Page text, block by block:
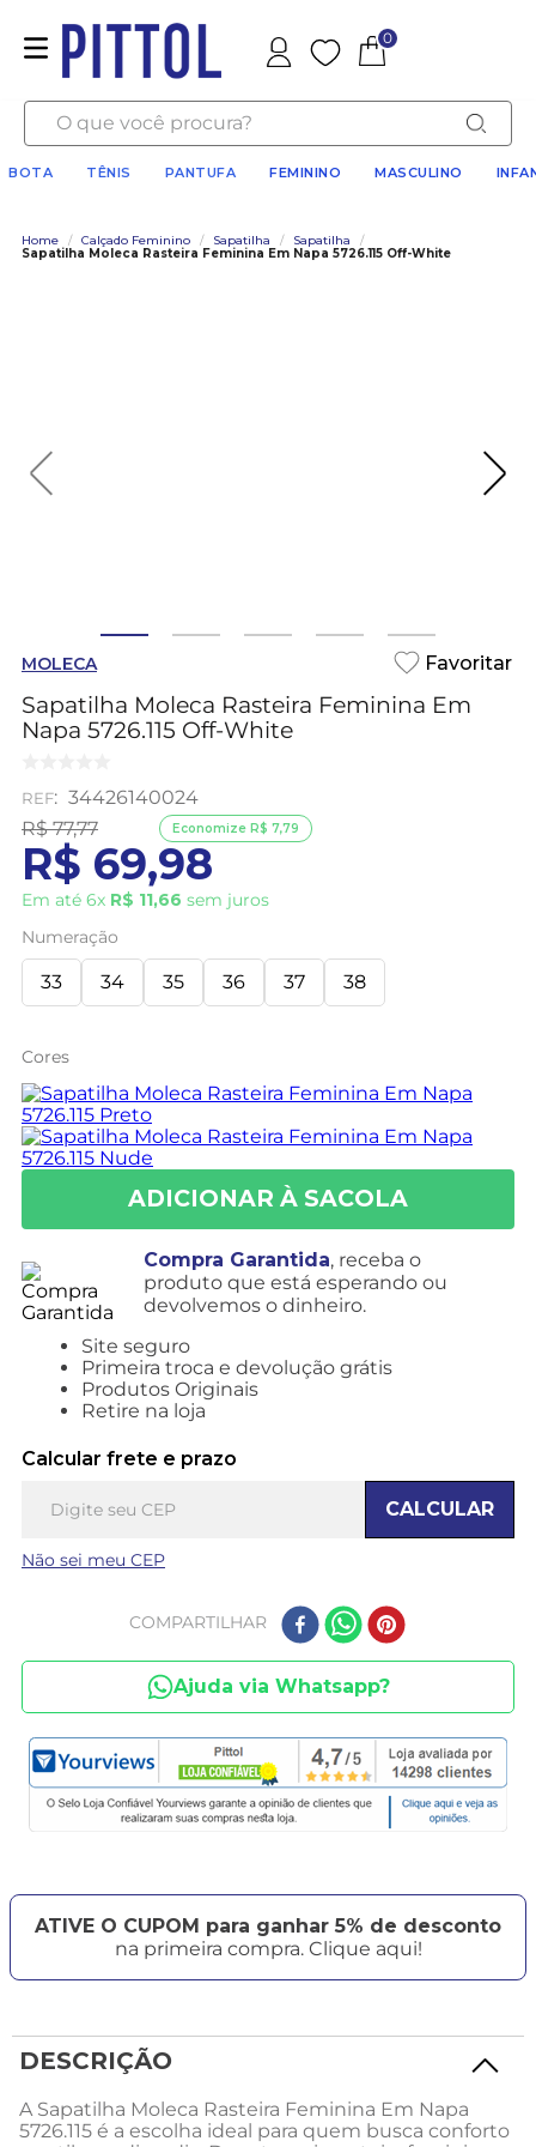
Favoritos
0
O que você procura?
BOTA TÊNIS PANTUFA FEMININO MASCULINO
Home / Calçado Feminino / Sapatilha / Sapatilha
/
Sapatilha Moleca Rasteira Feminina Em Napa 5726.115 Off-White
MOLECA
Sapatilha Moleca Rasteira Feminina Em
Napa 5726.115 Off-White
: 34426140024
R$ 77,77
R$ 69,98
Em até 6x R$ 11,66 sem juros
Economize R$ 7,79
Numeração
33 34 35 36 37 38
Cores
Compra Garantida, receba o
produto que está esperando ou
devolvemos o dinheiro.
Site seguro
Primeira troca e devolução grátis
Produtos Originais
Retire na loja
Calcular frete e prazo
CALCULAR
Não sei meu CEP
COMPARTILHAR
Ajuda via Whatsapp?
ATIVE O CUPOM para ganhar 5% de desconto
na primeira compra. Clique aqui!
DESCRIÇÃO
A Sapatilha Moleca Rasteira Feminina Em Napa
5726.115 é a escolha ideal para quem busca conforto